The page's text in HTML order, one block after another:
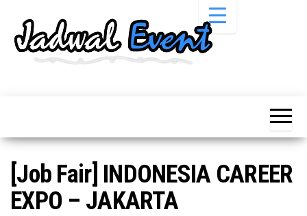
Pameran,
Acara &
Promo
Terbaru
Pameran,
Bazaar,
Workshop,
Job Fair,
Lomba dll.
[Job Fair] INDONESIA CAREER
EXPO – JAKARTA